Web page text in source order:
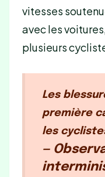
vitesses
avec les
plusieurs
Les
première
les
—